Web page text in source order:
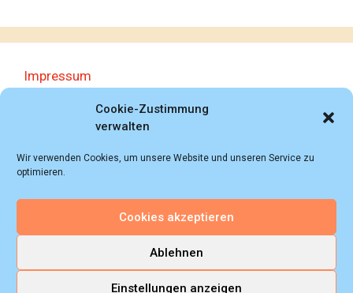
Cookie-Zustimmung
verwalten
Wir verwenden Cookies, um unsere Website und unseren Service zu
optimieren.
Cookies akzeptieren
Ablehnen
Einstellungen anzeigen
Impressum
Datenschutzerklärung
© 2018 - 2026 Autoprospektesammlung (Bernd